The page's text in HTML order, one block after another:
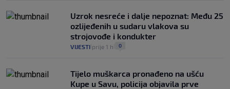
Uzrok nesreće i dalje nepoznat: Među 25
ozlijeđenih u sudaru vlakova su
strojovođe i kondukter
VIJESTI prije 1 h 0
Tijelo muškarca pronađeno na ušću
Kupe u Savu, policija objavila prve